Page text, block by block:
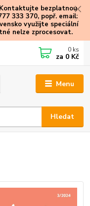
bezplatnou
333 370, popř. email:
využijte speciální
nelze zprocesovat.
Menu
Hledat
0 ks
za 0 Kč